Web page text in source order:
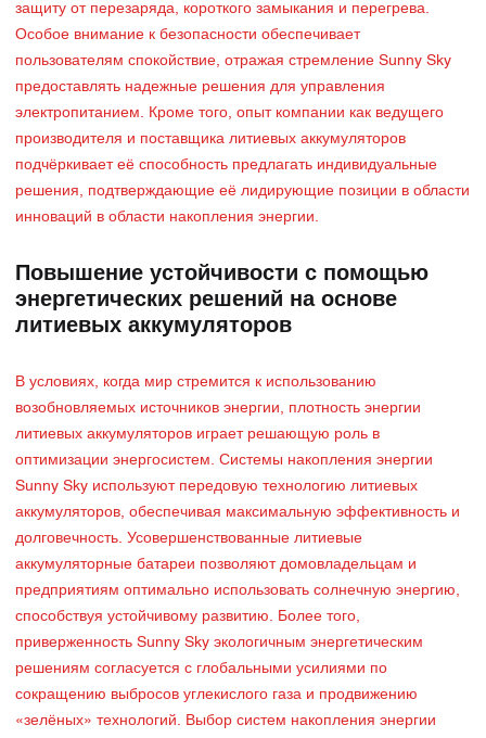
защиту от перезаряда, короткого замыкания и перегрева.
Особое внимание к безопасности обеспечивает
пользователям спокойствие, отражая стремление Sunny Sky
предоставлять надежные решения для управления
электропитанием. Кроме того, опыт компании как ведущего
производителя и поставщика литиевых аккумуляторов
подчёркивает её способность предлагать индивидуальные
решения, подтверждающие её лидирующие позиции в области
инноваций в области накопления энергии.
Повышение устойчивости с помощью
энергетических решений на основе
литиевых аккумуляторов
В условиях, когда мир стремится к использованию
возобновляемых источников энергии, плотность энергии
литиевых аккумуляторов играет решающую роль в
оптимизации энергосистем. Системы накопления энергии
Sunny Sky используют передовую технологию литиевых
аккумуляторов, обеспечивая максимальную эффективность и
долговечность. Усовершенствованные литиевые
аккумуляторные батареи позволяют домовладельцам и
предприятиям оптимально использовать солнечную энергию,
способствуя устойчивому развитию. Более того,
приверженность Sunny Sky экологичным энергетическим
решениям согласуется с глобальными усилиями по
сокращению выбросов углекислого газа и продвижению
«зелёных» технологий. Выбор систем накопления энергии